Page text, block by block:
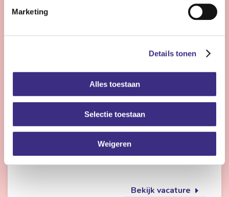
Marketing
Details tonen
Alles toestaan
Selectie toestaan
Weigeren
Bekijk vacature
Nog 24 dagen
4 - 28 uur | Deeltijds, Onbepaalde tijd
Wil jij met meerdere doelgroepen werken en elke dag
iets anders doen? Dan is de flexpool echt iets voor jou.
Je werkt op verschillende locaties in de
gehandicaptenzorg, jeugdzorg of ouderenzorg.
Bekijk vacature